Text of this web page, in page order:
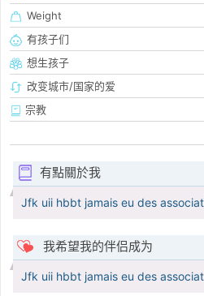
Weight
有孩子们
想生孩子
改变城市/国家的爱
宗教
有點關於我
Jfk uii hbbt jamais eu des
我希望我的伴侣成为
Jfk uii hbbt jamais eu des